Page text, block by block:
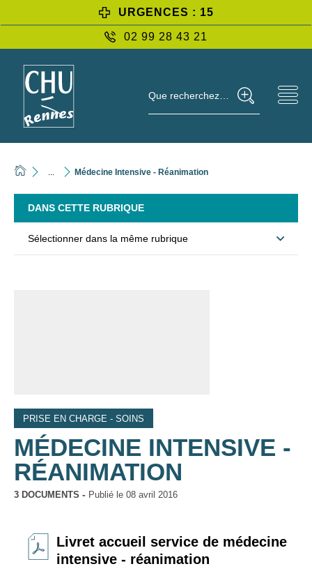
URGENCES : 15
02 99 28 43 21
Que recherchez-vous ?
Médecine Intensive - Réanimation
DANS CETTE RUBRIQUE
Sélectionner dans la même rubrique
PRISE EN CHARGE - SOINS
MÉDECINE INTENSIVE -
RÉANIMATION
3 DOCUMENTS Publié le 08 avril 2016
Livret accueil service de médecine
intensive - réanimation